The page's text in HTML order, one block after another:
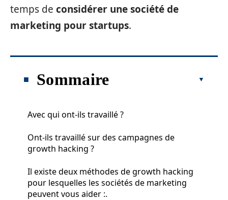
temps de considérer une société de
marketing pour startups.
Sommaire
Avec qui ont-ils travaillé ?
Ont-ils travaillé sur des campagnes de
growth hacking ?
Il existe deux méthodes de growth hacking
pour lesquelles les sociétés de marketing
peuvent vous aider :.